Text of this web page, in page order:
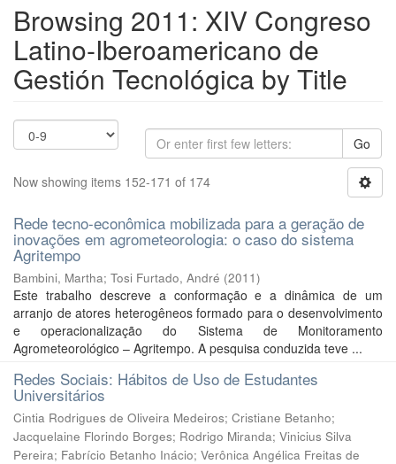
Browsing 2011: XIV Congreso
Latino-Iberoamericano de
Gestión Tecnológica by Title
Go
Now showing items 152-171 of 174
Rede tecno-econômica mobilizada para a geração de
inovações em agrometeorologia: o caso do sistema
Agritempo
Bambini, Martha; Tosi Furtado, André (2011)
Este trabalho descreve a conformação e a dinâmica de um
arranjo de atores heterogêneos formado para o desenvolvimento
e operacionalização do Sistema de Monitoramento
Agrometeorológico – Agritempo. A pesquisa conduzida teve ...
Redes Sociais: Hábitos de Uso de Estudantes
Universitários
Cintia Rodrigues de Oliveira Medeiros; Cristiane Betanho;
Jacquelaine Florindo Borges; Rodrigo Miranda; Vinicius Silva
Pereira; Fabrício Betanho Inácio; Verônica Angélica Freitas de